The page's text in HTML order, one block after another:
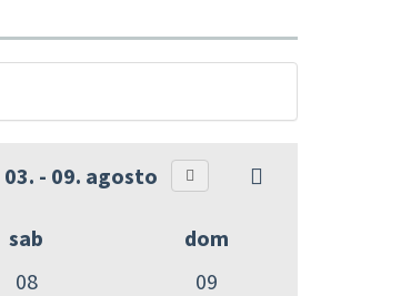
03. - 09. agosto
sab
08
dom
09